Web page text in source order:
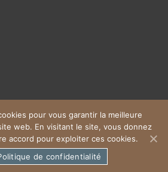
Mentions légales
pour vous garantir la meilleure
web. En visitant le site, vous donnez
accord pour exploiter ces cookies.
de confidentialité